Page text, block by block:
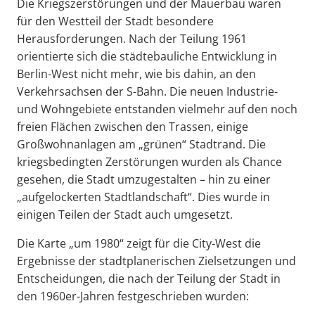
Die Kriegszerstörungen und der Mauerbau waren
für den Westteil der Stadt besondere
Herausforderungen. Nach der Teilung 1961
orientierte sich die städtebauliche Entwicklung in
Berlin-West nicht mehr, wie bis dahin, an den
Verkehrsachsen der S-Bahn. Die neuen Industrie-
und Wohngebiete entstanden vielmehr auf den noch
freien Flächen zwischen den Trassen, einige
Großwohnanlagen am „grünen“ Stadtrand. Die
kriegsbedingten Zerstörungen wurden als Chance
gesehen, die Stadt umzugestalten – hin zu einer
„aufgelockerten Stadtlandschaft“. Dies wurde in
einigen Teilen der Stadt auch umgesetzt.
Die Karte „um 1980“ zeigt für die City-West die
Ergebnisse der stadtplanerischen Zielsetzungen und
Entscheidungen, die nach der Teilung der Stadt in
den 1960er-Jahren festgeschrieben wurden: